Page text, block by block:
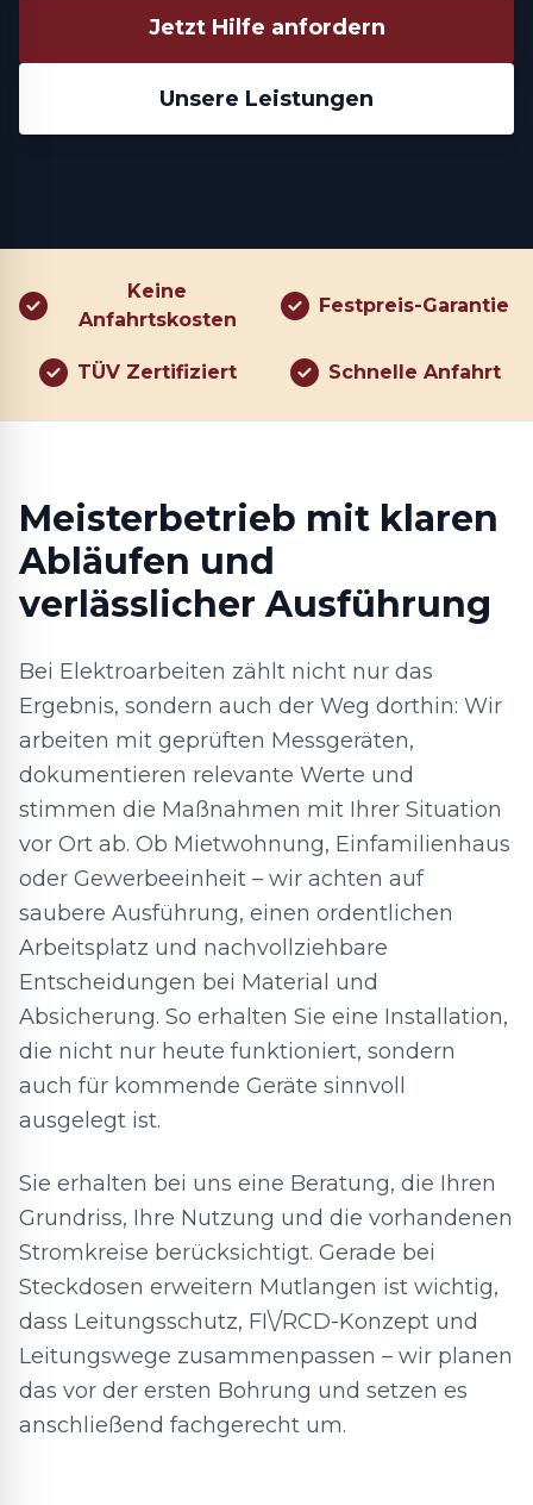
Jetzt Hilfe anfordern
Unsere Leistungen
Keine
Anfahrtskosten
Festpreis-Garantie
TÜV Zertifiziert Schnelle Anfahrt
Meisterbetrieb mit klaren
Abläufen und
verlässlicher Ausführung
Bei Elektroarbeiten zählt nicht nur das
Ergebnis, sondern auch der Weg dorthin: Wir
arbeiten mit geprüften Messgeräten,
dokumentieren relevante Werte und
stimmen die Maßnahmen mit Ihrer Situation
vor Ort ab. Ob Mietwohnung, Einfamilienhaus
oder Gewerbeeinheit – wir achten auf
saubere Ausführung, einen ordentlichen
Arbeitsplatz und nachvollziehbare
Entscheidungen bei Material und
Absicherung. So erhalten Sie eine Installation,
die nicht nur heute funktioniert, sondern
auch für kommende Geräte sinnvoll
ausgelegt ist.
Sie erhalten bei uns eine Beratung, die Ihren
Grundriss, Ihre Nutzung und die vorhandenen
Stromkreise berücksichtigt. Gerade bei
Steckdosen erweitern Mutlangen ist wichtig,
dass Leitungsschutz, FI\/RCD-Konzept und
Leitungswege zusammenpassen – wir planen
das vor der ersten Bohrung und setzen es
anschließend fachgerecht um.